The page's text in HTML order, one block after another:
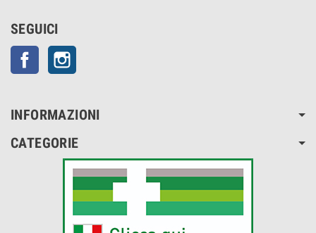
SEGUICI
Facebook
INFORMAZIONI
CATEGORIE